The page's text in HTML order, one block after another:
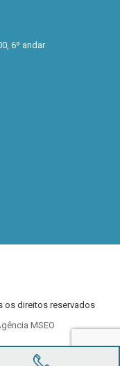
6º andar
os direitos reservados
MSEO